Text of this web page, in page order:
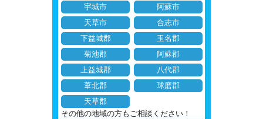
宇城市
阿蘇市
天草市
合志市
下益城郡
玉名郡
菊池郡
阿蘇郡
上益城郡
八代郡
葦北郡
球磨郡
天草郡
その他の地域の方もご相談ください！